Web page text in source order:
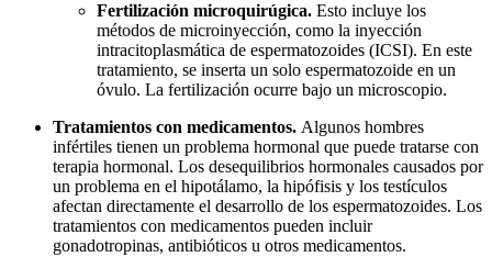
Fertilización microquirúgica. Esto incluye los
métodos de microinyección, como la inyección
intracitoplasmática de espermatozoides (ICSI). En este
tratamiento, se inserta un solo espermatozoide en un
óvulo. La fertilización ocurre bajo un microscopio.
Tratamientos con medicamentos. Algunos hombres
infértiles tienen un problema hormonal que puede tratarse con
terapia hormonal. Los desequilibrios hormonales causados por
un problema en el hipotálamo, la hipófisis y los testículos
afectan directamente el desarrollo de los espermatozoides. Los
tratamientos con medicamentos pueden incluir
gonadotropinas, antibióticos u otros medicamentos.